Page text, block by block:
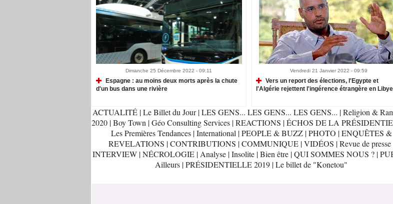
Dimanche 25 Décembre 2022 - 09:11
Espagne : au moins deux morts après la chute
d'un bus dans une rivière
Vendredi 21 Janvier 2022 - 09:59
Vers un report des élections, l'Egypte et
l'Algérie rejettent l'ingérence étrangère en Libye
ACTUALITÉ |Le Billet du Jour |LES GENS... LES GENS... LES GENS... |Religion &
2020 |Boy Town |Géo Consulting Services |REACTIONS |ÉCHOS DE LA
Les Premières Tendances |International |PEOPLE & BUZZ |PHOTO |ENQUÊTES &
REVELATIONS |CONTRIBUTIONS |COMMUNIQUE |VIDÉOS |Revue de presse
INTERVIEW |NÉCROLOGIE |Analyse |Insolite |Bien être |QUI SOMMES NOUS ? |
Ailleurs |PRÉSIDENTIELLE 2019 |Le billet de "Konetou"